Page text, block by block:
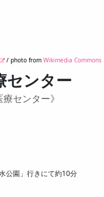
/ photo from Wikimedia Commons
センター
療センター
公園」行きにて約10分